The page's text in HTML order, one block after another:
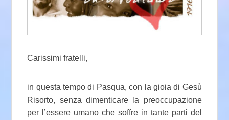
Carissimi fratelli,
in questa tempo di Pasqua, con la gioia di Gesù
Risorto, senza dimenticare la preoccupazione
per l’essere umano che soffre in tante parti del